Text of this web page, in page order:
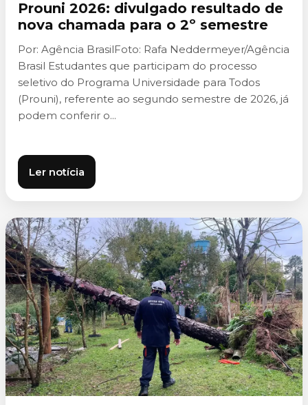
Prouni 2026: divulgado resultado de
nova chamada para o 2º semestre
Por: Agência BrasilFoto: Rafa Neddermeyer/Agência
Brasil Estudantes que participam do processo
seletivo do Programa Universidade para Todos
(Prouni), referente ao segundo semestre de 2026, já
podem conferir o...
Ler notícia